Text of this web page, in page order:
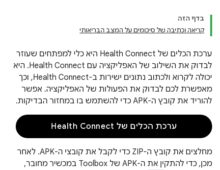
בדף הזה
קריאה וכתיבה של סיכומים על המצב הבריאותי
ערכת הכלים של Health Connect היא כלי למפתחים שעוזר
לבדוק את השילוב של האפליקציה עם Health Connect. היא
יכולה לקרוא ולכתוב נתונים ישירות ב-Health Connect, וכך
מאפשרת לכם לבדוק את הפעולות של האפליקציה. אפשר
להוריד את קובץ ה-APK כדי להשתמש בו במחזור הבדיקות.
ערכת הכלים של Health Connect
מחלצים את קובץ ה-ZIP כדי לקבל את קובצי ה-APK. לאחר
מכן, כדי להתקין את ה-APK של Toolbox במכשיר מחובר,